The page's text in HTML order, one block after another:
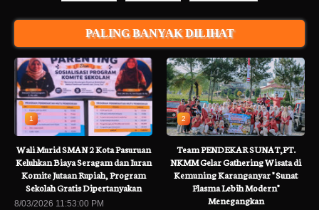
PALING BANYAK DILIHAT
1
Wali Murid SMAN 2 Kota Pasuruan
Keluhkan Biaya Seragam dan Iuran
Komite Jutaan Rupiah, Program
Sekolah Gratis Dipertanyakan
8/03/2026 11:53:00 PM
2
Team PENDEKAR SUNAT,PT.
NKMM Gelar Gathering Wisata di
Kemuning Karanganyar " Sunat
Plasma Lebih Modern"
Menegangkan